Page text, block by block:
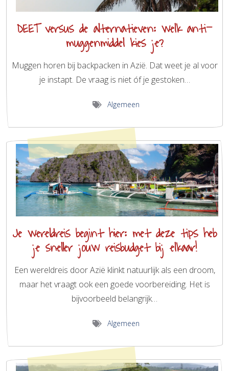
DEET versus de alternatieven: welk anti-
muggenmiddel kies je?
Muggen horen bij backpacken in Azië. Dat weet je al voor
je instapt. De vraag is niet óf je gestoken…
Algemeen
Je wereldreis begint hier: met deze tips heb
je sneller jouw reisbudget bij elkaar!
Een wereldreis door Azië klinkt natuurlijk als een droom,
maar het vraagt ook een goede voorbereiding. Het is
bijvoorbeeld belangrijk…
Algemeen